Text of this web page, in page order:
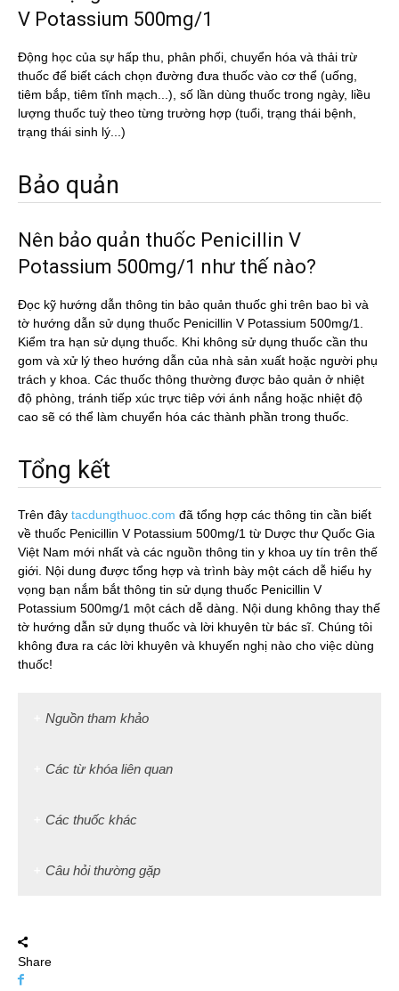
V Potassium 500mg/1
Động học của sự hấp thu, phân phối, chuyển hóa và thải trừ
thuốc để biết cách chọn đường đưa thuốc vào cơ thể (uống,
tiêm bắp, tiêm tĩnh mạch...), số lần dùng thuốc trong ngày, liều
lượng thuốc tuỳ theo từng trường hợp (tuổi, trạng thái bệnh,
trạng thái sinh lý...)
Bảo quản
Nên bảo quản thuốc Penicillin V
Potassium 500mg/1 như thế nào?
Đọc kỹ hướng dẫn thông tin bảo quản thuốc ghi trên bao bì và
tờ hướng dẫn sử dụng thuốc Penicillin V Potassium 500mg/1.
Kiểm tra hạn sử dụng thuốc. Khi không sử dụng thuốc cần thu
gom và xử lý theo hướng dẫn của nhà sản xuất hoặc người phụ
trách y khoa. Các thuốc thông thường được bảo quản ở nhiệt
độ phòng, tránh tiếp xúc trực tiêp với ánh nắng hoặc nhiệt độ
cao sẽ có thể làm chuyển hóa các thành phần trong thuốc.
Tổng kết
Trên đây tacdungthuoc.com đã tổng hợp các thông tin cần biết
về thuốc Penicillin V Potassium 500mg/1 từ Dược thư Quốc Gia
Việt Nam mới nhất và các nguồn thông tin y khoa uy tín trên thế
giới. Nội dung được tổng hợp và trình bày một cách dễ hiểu hy
vọng bạn nắm bắt thông tin sử dụng thuốc Penicillin V
Potassium 500mg/1 một cách dễ dàng. Nội dung không thay thế
tờ hướng dẫn sử dụng thuốc và lời khuyên từ bác sĩ. Chúng tôi
không đưa ra các lời khuyên và khuyến nghị nào cho việc dùng
thuốc!
Nguồn tham khảo
Các từ khóa liên quan
Các thuốc khác
Câu hỏi thường gặp
Share